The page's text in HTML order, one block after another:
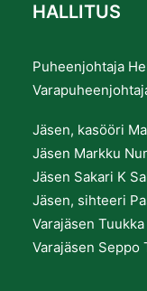
HALLITUS
Puheenjohtaja
Jäsen, kasööri
Jäsen Markku
Jäsen Sakari K
Jäsen, sihteeri
Varajäsen
Varajäsen